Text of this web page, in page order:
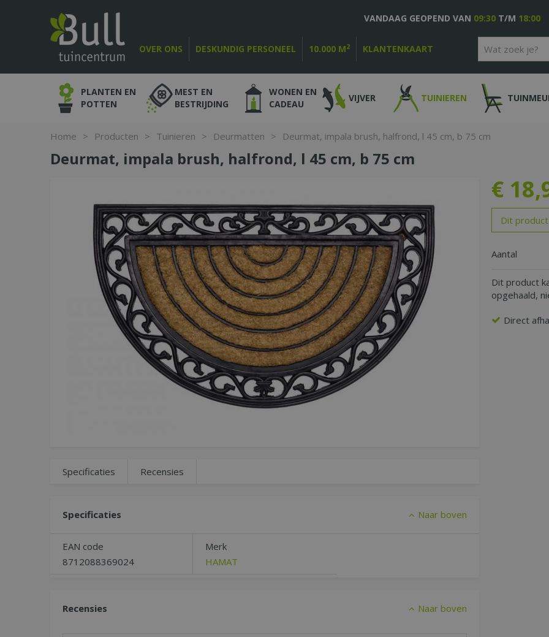
Home > Producten > Tuinieren > Deurmatten > Deurmat, impala brush, halfrond, l 45 cm, b 75 cm
OVER ONS DESKUNDIG PERSONEEL 10.000 M2 KLANTENKAART
VANDAAG GEOPEND VAN 09:30 T/M 18:00
PLANTEN EN
POTTEN
MEST EN
BESTRIJDING
WONEN EN
CADEAU
VIJVER TUINIEREN
Deurmat, impala brush, halfrond, l 45 cm, b 75 cm
€ 18,
Dit
Aantal
Dit product
opgehaald,
Direct
Specificaties Recensies
Specificaties Naar boven
EAN code
8712088369024
Merk
HAMAT
Recensies Naar boven